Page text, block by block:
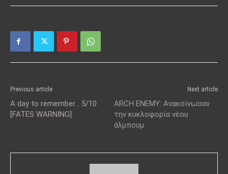
Previous article
A day to remember… 5/10
[FATES WARNING]
Next article
ARCH ENEMY: Ανακοίνωσαν
την κυκλοφορία νέου
άλμπουμ